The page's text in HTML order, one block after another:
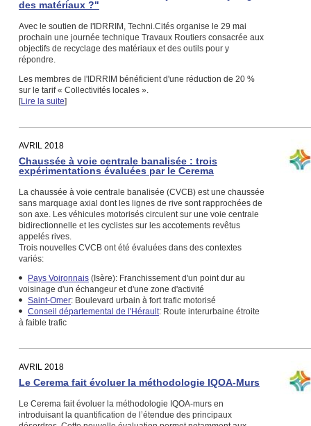
des matériaux ?"
Avec le soutien de l'IDRRIM, Techni.Cités organise le 29 mai
prochain une journée technique Travaux Routiers consacrée aux
objectifs de recyclage des matériaux et des outils pour y
répondre.
Les membres de l'IDRRIM bénéficient d'une réduction de 20 %
sur le tarif « Collectivités locales ».
[Lire la suite]
AVRIL 2018
Chaussée à voie centrale banalisée : trois
expérimentations évaluées par le Cerema
La chaussée à voie centrale banalisée (CVCB) est une chaussée
sans marquage axial dont les lignes de rive sont rapprochées de
son axe. Les véhicules motorisés circulent sur une voie centrale
bidirectionnelle et les cyclistes sur les accotements revêtus
appelés rives.
Trois nouvelles CVCB ont été évaluées dans des contextes
variés:
Pays Voironnais (Isère): Franchissement d'un point dur au
voisinage d'un échangeur et d'une zone d'activité
Saint-Omer: Boulevard urbain à fort trafic motorisé
Conseil départemental de l'Hérault: Route interurbaine étroite
à faible trafic
AVRIL 2018
Le Cerema fait évoluer la méthodologie IQOA-Murs
Le Cerema fait évoluer la méthodologie IQOA-murs en
introduisant la quantification de l’étendue des principaux